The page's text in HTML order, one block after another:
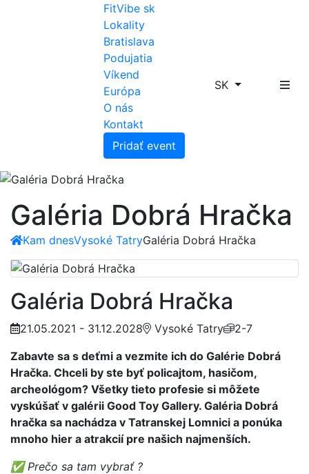
FitVibe sk
Lokality
Bratislava
Podujatia
Víkend
Európa
O nás
Kontakt
Pridať event
SK
Galéria Dobrá Hračka
Kam dnesVysoké TatryGaléria Dobrá Hračka
Galéria Dobrá Hračka
21.05.2021 - 31.12.2028 Vysoké Tatry
2-7
Zabavte sa s deťmi a vezmite ich do Galérie Dobrá
Hračka. Chceli by ste byť policajtom, hasičom,
archeológom? Všetky tieto profesie si môžete
vyskúšať v galérii Good Toy Gallery. Galéria Dobrá
hračka sa nachádza v Tatranskej Lomnici a ponúka
mnoho hier a atrakcií pre našich najmenších.
✅ Prečo sa tam vybrať ?